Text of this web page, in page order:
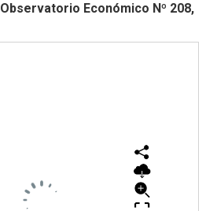
Observatorio Económico Nº 208,